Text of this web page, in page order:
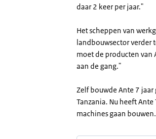
daar 2 keer per jaar."
Het scheppen van
landbouwsector verder
moet de producten van
aan de gang."
Zelf bouwde Ante 7
Tanzania. Nu heeft
machines gaan bouwen.